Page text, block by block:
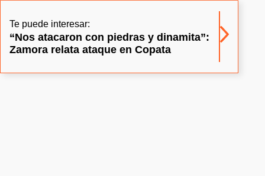
Te puede interesar:
“Nos atacaron con piedras y dinamita”:
Zamora relata ataque en Copata